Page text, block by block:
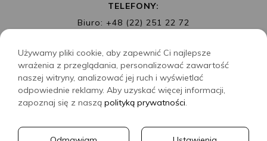
TELEFONY:
Biuro: +48 (22) 251 22 72
MAIL: biuro@wydawnictwoalbatros.com
COPYRIGHTS WYDAWNICTWO ALBATROS
Używamy pliki cookie, aby zapewnić Ci najlepsze
wrażenia z przeglądania, personalizować zawartość
naszej witryny, analizować jej ruch i wyświetlać
odpowiednie reklamy. Aby uzyskać więcej informacji,
zapoznaj się z naszą polityką prywatności.